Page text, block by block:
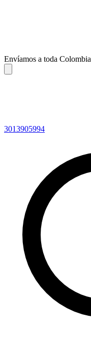
Envíamos a toda Colombia
3013905994